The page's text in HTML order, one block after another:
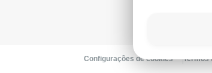
Configurações de cookies Termos